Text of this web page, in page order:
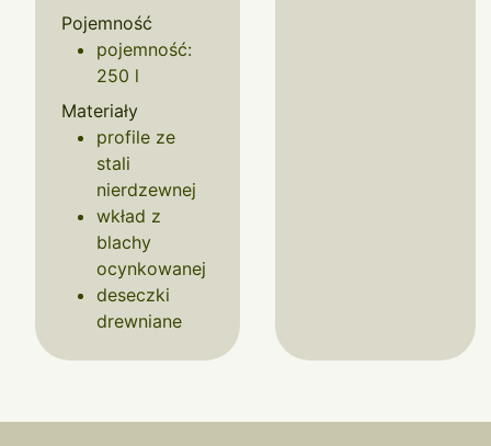
Pojemność
pojemność:
250 l
Materiały
profile ze
stali
nierdzewnej
wkład z
blachy
ocynkowanej
deseczki
drewniane